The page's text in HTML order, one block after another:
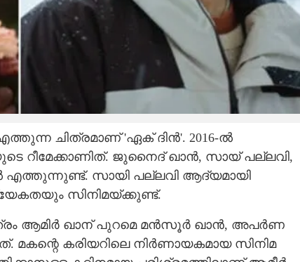
ചിത്രമാണ് 'ഏക് ദിൻ'. 2016-ൽ
റീമേക്കാണിത്. ജുനൈദ് ഖാൻ, സായ് പല്ലവി,
സായി പല്ലവി ആദ്യമായി
സിനിമയ്ക്കുണ്ട്.
ആമിർ ഖാന് പുറമെ മൻസൂർ ഖാൻ, അപർണ
മകന്റെ കരിയറിലെ നിർണായകമായ സിനിമ
ഖാൻ;
മകന്
ഇതാണ്
Share this link
Copy Link